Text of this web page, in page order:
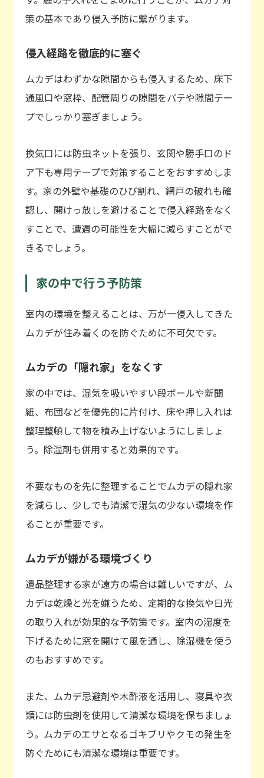
策の基本であり侵入予防に繋がります。
侵入経路を徹底的に塞ぐ
ムカデはわずかな隙間からも侵入するため、床下
通風口や窓枠、配管周りの隙間をパテや隙間テー
プでしっかり塞ぎましょう。
換気口には防虫ネットを張り、玄関や勝手口のド
ア下も専用テープで対策することをおすすめしま
す。家の外壁や基礎のひび割れ、網戸の破れも確
認し、開けっ放しを避けることで侵入経路をなく
すことで、遭遇の可能性を大幅に減らすことがで
きるでしょう。
家の中で行う予防策
室内の環境を整えることは、万が一侵入してきた
ムカデが住み着くのを防ぐために不可欠です。
ムカデの「隠れ家」をなくす
家の中では、湿気を吸いやすい段ボールや新聞
紙、布団などを優先的に片付け、床や押し入れは
整理整頓して物を積み上げないようにしましょ
う。除湿剤も併用すると効果的です。
不要なものを先に整理することでムカデの隠れ家
を減らし、少しでも清潔で湿気の少ない環境を作
ることが重要です。
ムカデが嫌がる環境づくり
遺品整理する家が遠方の場合は難しいですが、ム
カデは乾燥と光を嫌うため、定期的な換気や日光
の取り入れが効果的な予防策です。室内の湿度を
下げるために窓を開けて風を通し、除湿機を使う
のもおすすめです。
また、ムカデ忌避剤や木酢液を活用し、寝具や衣
類には防虫剤を使用して清潔な環境を保ちましょ
う。ムカデのエサとなるゴキブリやクモの発生を
防ぐためにも清潔な環境は重要です。